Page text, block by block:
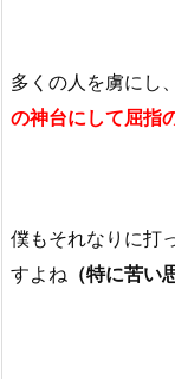
多くの人を虜にし
の神台にして屈指
僕もそれなりに打
すよね （特に苦い